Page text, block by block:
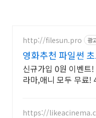
http://filesun.pro 광
영화추천 파일썬
시간 보기!
신규가입 0원 이벤트
라마,애니 모두 무료!
https://